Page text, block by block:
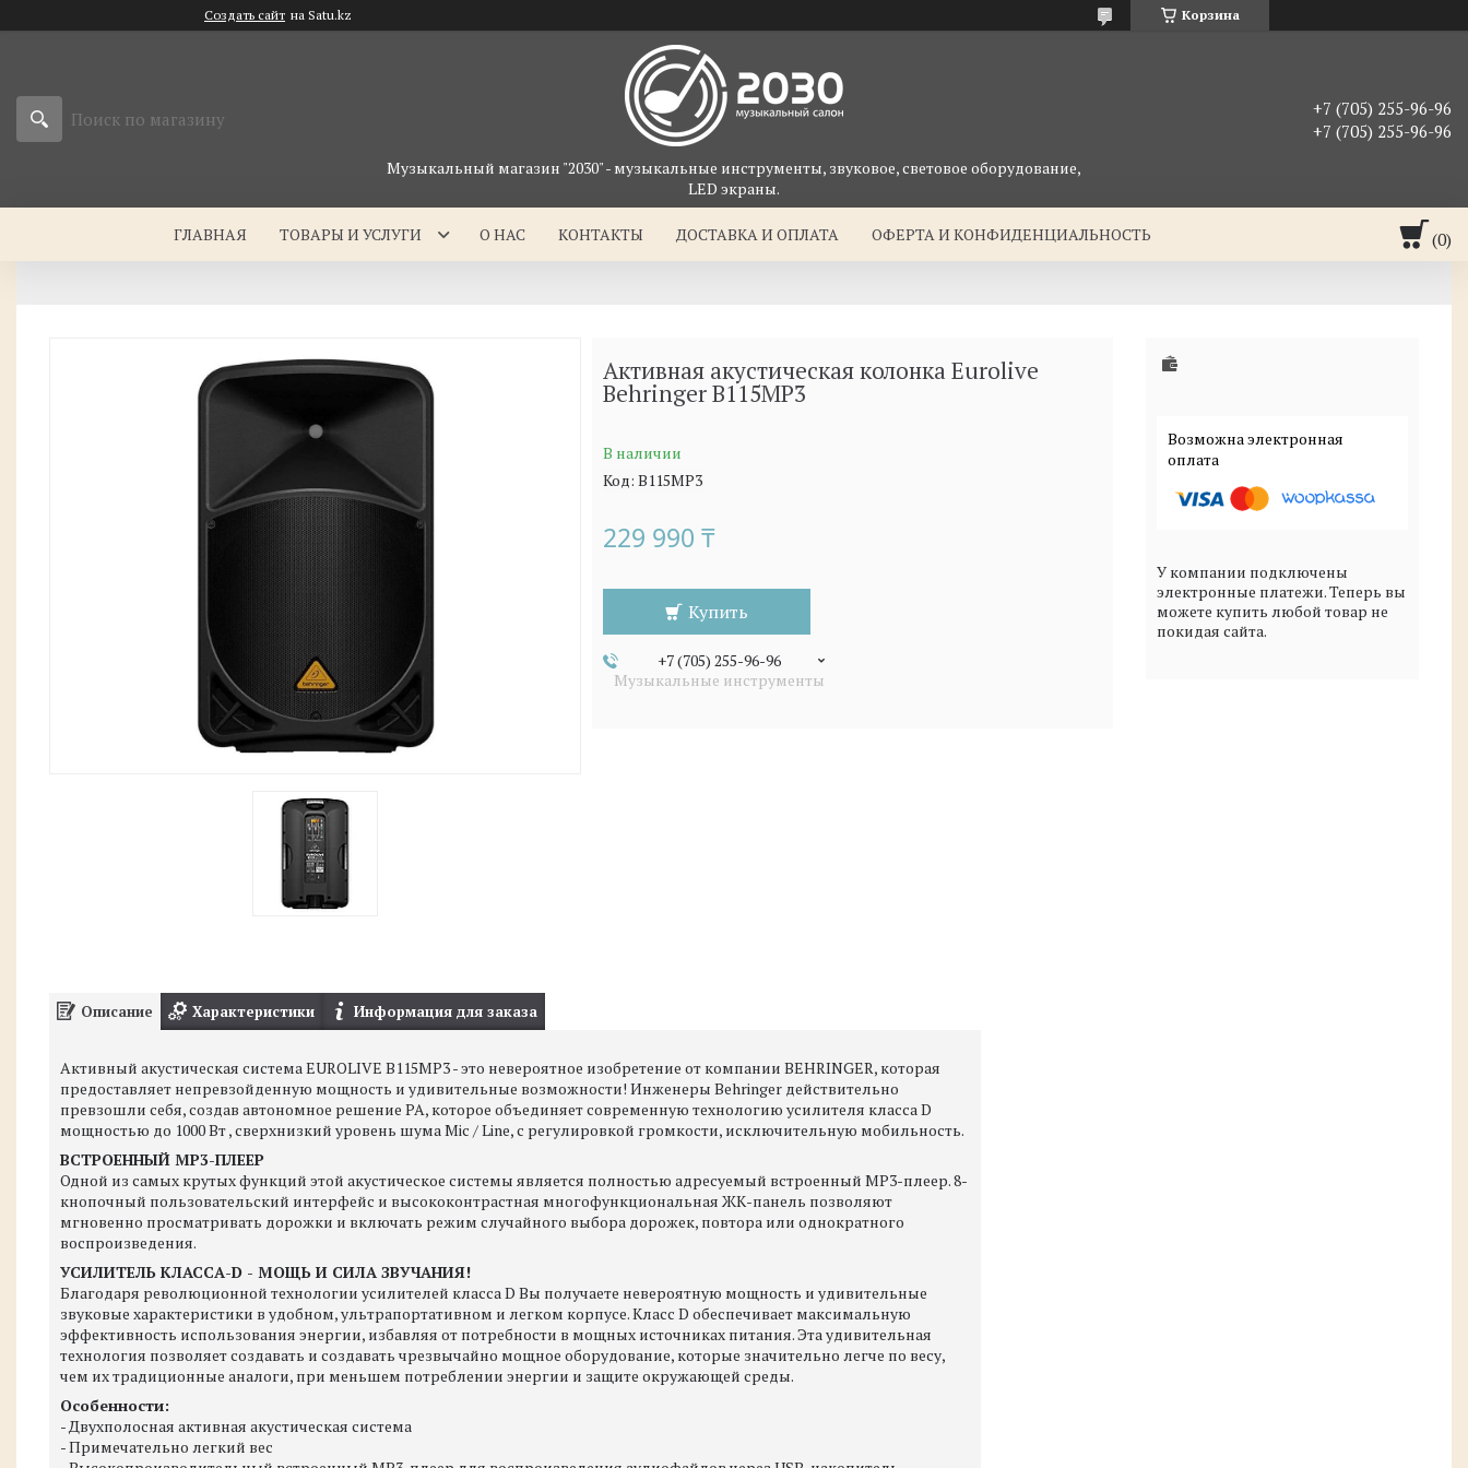
Создать сайт на Satu.kz Корзина
Музыкальный магазин "2030" - музыкальные инструменты, звуковое, световое оборудование,
LED экраны.
+7 (705) 255-96-96
+7 (705) 255-96-96
ГЛАВНАЯ ТОВАРЫ И УСЛУГИ О НАС КОНТАКТЫ ДОСТАВКА И ОПЛАТА ОФЕРТА И КОНФИДЕНЦИАЛЬНОСТЬ
Активная акустическая колонка Eurolive
Behringer B115MP3
В наличии
Код: B115MP3
229 990 ₸
Купить
+7 (705) 255-96-96
Музыкальные инструменты
У компании подключены
электронные платежи. Теперь вы
можете купить любой товар не
покидая сайта.
Описание Характеристики Информация для заказа
Активный акустическая система EUROLIVE B115MP3 - это невероятное изобретение от компании BEHRINGER, которая
предоставляет непревзойденную мощность и удивительные возможности! Инженеры Behringer действительно
превзошли себя, создав автономное решение PA, которое объединяет современную технологию усилителя класса D
мощностью до 1000 Вт , сверхнизкий уровень шума Mic / Line, с регулировкой громкости, исключительную мобильность.
ВСТРОЕННЫЙ MP3-ПЛЕЕР
Одной из самых крутых функций этой акустическое системы является полностью адресуемый встроенный MP3-плеер. 8-
кнопочный пользовательский интерфейс и высококонтрастная многофункциональная ЖК-панель позволяют
мгновенно просматривать дорожки и включать режим случайного выбора дорожек, повтора или однократного
воспроизведения.
УСИЛИТЕЛЬ КЛАССА-D - МОЩЬ И СИЛА ЗВУЧАНИЯ!
Благодаря революционной технологии усилителей класса D Вы получаете невероятную мощность и удивительные
звуковые характеристики в удобном, ультрапортативном и легком корпусе. Класс D обеспечивает максимальную
эффективность использования энергии, избавляя от потребности в мощных источниках питания. Эта удивительная
технология позволяет создавать и создавать чрезвычайно мощное оборудование, которые значительно легче по весу,
чем их традиционные аналоги, при меньшем потреблении энергии и защите окружающей среды.
Особенности:
- Двухполосная активная акустическая система
- Примечательно легкий вес